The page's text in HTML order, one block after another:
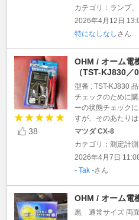
カテゴリ：ランプ
2026年4月12日
特になしなし さん
38
OHM / オーム電
（TST-KJ830／
型番 : TST-KJ830
チェックのために
ーの状態チェック
すが、そのあたりは
マツダ CX-8
カテゴリ：測定計
2026年4月7日
- Tak -さん
OHM / オーム電
黒 通常サイズ 両